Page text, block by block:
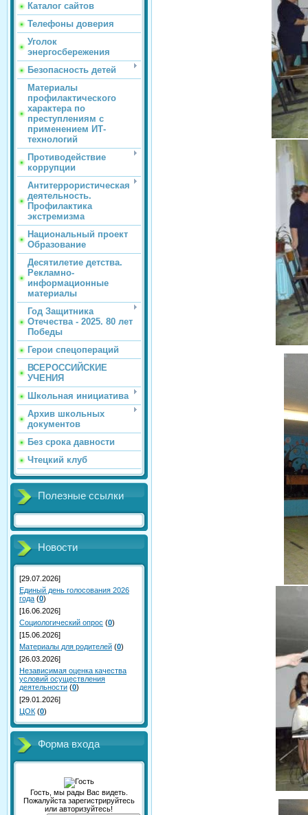
Каталог сайтов
Телефоны доверия
Уголок
энергосбережения
Безопасность детей
Материалы
профилактического
характера по
преступлениям с
применением ИТ-
технологий
Противодействие
коррупции
Антитеррористическая
деятельность.
Профилактика
экстремизма
Национальный проект
Образование
Десятилетие детства.
Рекламно-
информационные
материалы
Год Защитника
Отечества - 2025. 80 лет
Победы
Герои спецопераций
ВСЕРОССИЙСКИЕ
УЧЕНИЯ
Школьная инициатива
Архив школьных
документов
Без срока давности
Чтецкий клуб
Полезные ссылки
Новости
[29.07.2026]
Единый день голосования 2026
года (0)
[16.06.2026]
Социологический опрос (0)
[15.06.2026]
Материалы для родителей (0)
[26.03.2026]
Независимая оценка качества
условий осуществления
деятельности (0)
[29.01.2026]
ЦОК (0)
Форма входа
Гость, мы рады Вас видеть.
Пожалуйста зарегистрируйтесь
или авторизуйтесь!